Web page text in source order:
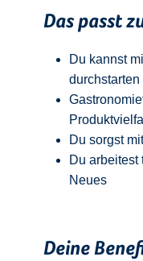
Das passt
Du kannst
durchstarten
Du sorgst
Du arbeitest
Neues
Deine